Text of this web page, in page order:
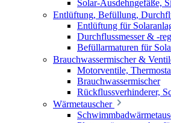
Solar-Ausdehngefäße,
Entlüftung, Befüllung,
Entlüftung für
Durchflussmesser & -
Befüllarmaturen für
Brauchwassermischer &
Motorventile,
Brauchwassermischer
Rückflussverhinderer,
Wärmetauscher